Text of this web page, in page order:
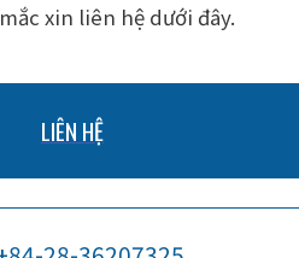
xin liên hệ dưới đây.
LIÊN HỆ